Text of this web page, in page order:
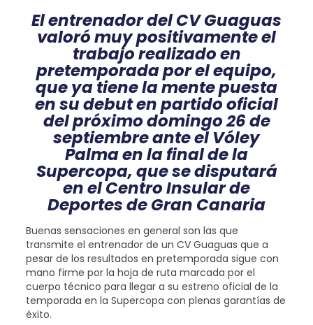
El entrenador del CV Guaguas
valoró muy positivamente el
trabajo realizado en
pretemporada por el equipo,
que ya tiene la mente puesta
en su debut en partido oficial
del próximo domingo 26 de
septiembre ante el Vóley
Palma en la final de la
Supercopa, que se disputará
en el Centro Insular de
Deportes de Gran Canaria
Buenas sensaciones en general son las que
transmite el entrenador de un CV Guaguas que a
pesar de los resultados en pretemporada sigue con
mano firme por la hoja de ruta marcada por el
cuerpo técnico para llegar a su estreno oficial de la
temporada en la Supercopa con plenas garantías de
éxito.